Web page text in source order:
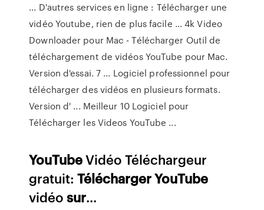
... D'autres services en ligne : Télécharger une
vidéo Youtube, rien de plus facile ... 4k Video
Downloader pour Mac - Télécharger Outil de
téléchargement de vidéos YouTube pour Mac.
Version d'essai. 7 ... Logiciel professionnel pour
télécharger des vidéos en plusieurs formats.
Version d' ... Meilleur 10 Logiciel pour
Télécharger les Videos YouTube ...
YouTubeVidéo Téléchargeur
gratuit:TéléchargerYouTube
vidéosur...